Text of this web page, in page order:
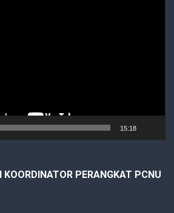
15:18
KOORDINATOR PERANGKAT PCNU